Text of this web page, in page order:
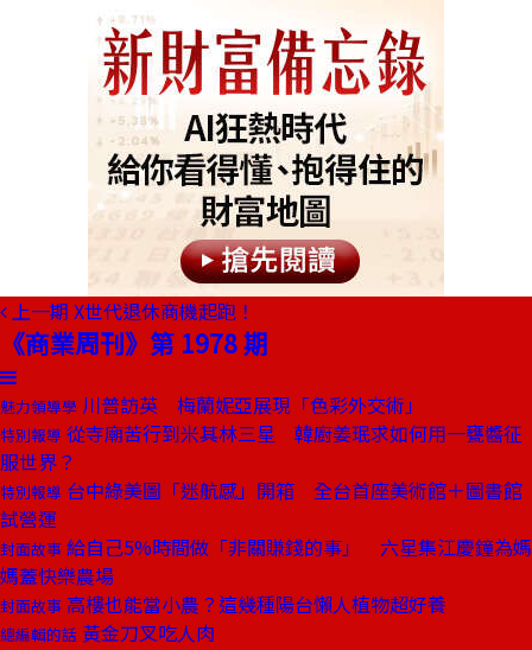
上一期 X世代退休商機起跑！
《商業周刊》第 1978 期
魅力領導學 川普訪英 梅蘭妮亞展現「色彩外交術」
特別報導 從寺廟苦行到米其林三星 韓廚姜珉求如何用一甕醬征
服世界？
特別報導 台中綠美圖「迷航感」開箱 全台首座美術館＋圖書館
試營運
封面故事 給自己5%時間做「非關賺錢的事」 六星集江慶鐘為媽
媽蓋快樂農場
封面故事 高樓也能當小農？這幾種陽台懶人植物超好養
總編輯的話 黃金刀叉吃人肉